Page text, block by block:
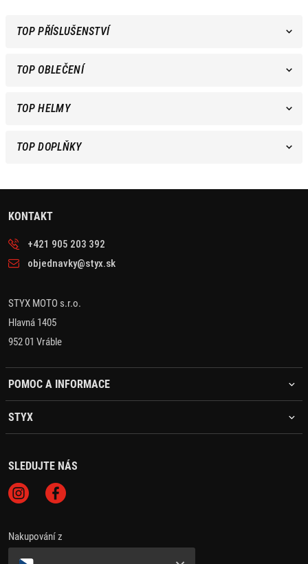
TOP PŘÍSLUŠENSTVÍ
TOP OBLEČENÍ
TOP HELMY
TOP DOPLŇKY
KONTAKT
+421 905 203 392
objednavky@styx.sk
STYX MOTO s.r.o.
Hlavná 1405
952 01 Vráble
POMOC A INFORMACE
STYX
SLEDUJTE NÁS
Nakupování z